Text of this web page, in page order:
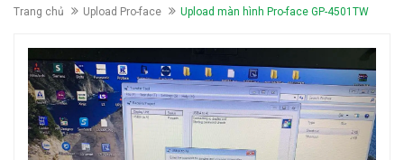
Trang chủ Upload Pro-face Upload màn hình Pro-face GP-4501TW